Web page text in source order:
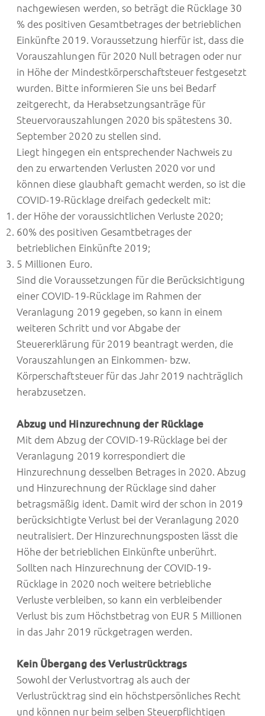
nachgewiesen werden, so beträgt die Rücklage 30
% des positiven Gesamtbetrages der betrieblichen
Einkünfte 2019. Voraussetzung hierfür ist, dass die
Vorauszahlungen für 2020 Null betragen oder nur
in Höhe der Mindestkörperschaftsteuer festgesetzt
wurden. Bitte informieren Sie uns bei Bedarf
zeitgerecht, da Herabsetzungsanträge für
Steuervorauszahlungen 2020 bis spätestens 30.
September 2020 zu stellen sind.
Liegt hingegen ein entsprechender Nachweis zu
den zu erwartenden Verlusten 2020 vor und
können diese glaubhaft gemacht werden, so ist die
COVID-19-Rücklage dreifach gedeckelt mit:
der Höhe der voraussichtlichen Verluste 2020;
60% des positiven Gesamtbetrages der
betrieblichen Einkünfte 2019;
5 Millionen Euro.
Sind die Voraussetzungen für die Berücksichtigung
einer COVID-19-Rücklage im Rahmen der
Veranlagung 2019 gegeben, so kann in einem
weiteren Schritt und vor Abgabe der
Steuererklärung für 2019 beantragt werden, die
Vorauszahlungen an Einkommen- bzw.
Körperschaftsteuer für das Jahr 2019 nachträglich
herabzusetzen.
Abzug und Hinzurechnung der Rücklage
Mit dem Abzug der COVID-19-Rücklage bei der
Veranlagung 2019 korrespondiert die
Hinzurechnung desselben Betrages in 2020. Abzug
und Hinzurechnung der Rücklage sind daher
betragsmäßig ident. Damit wird der schon in 2019
berücksichtigte Verlust bei der Veranlagung 2020
neutralisiert. Der Hinzurechnungsposten lässt die
Höhe der betrieblichen Einkünfte unberührt.
Sollten nach Hinzurechnung der COVID-19-
Rücklage in 2020 noch weitere betriebliche
Verluste verbleiben, so kann ein verbleibender
Verlust bis zum Höchstbetrag von EUR 5 Millionen
in das Jahr 2019 rückgetragen werden.
Kein Übergang des Verlustrücktrags
Sowohl der Verlustvortrag als auch der
Verlustrücktrag sind ein höchstpersönliches Recht
und können nur beim selben Steuerpflichtigen